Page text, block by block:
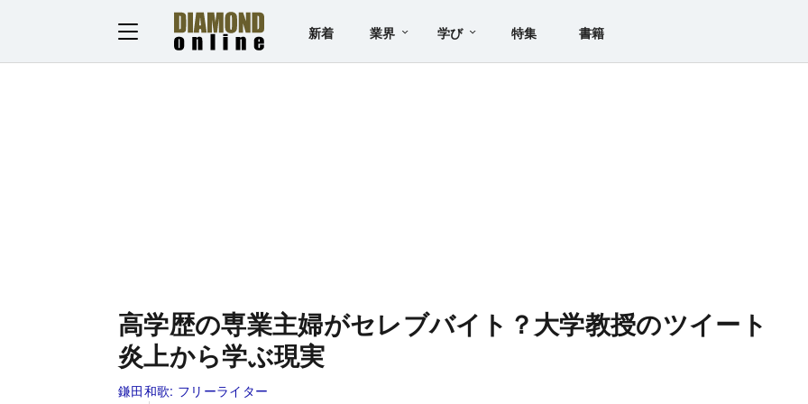
新着 業界 学び 特集 書籍
高学歴の専業主婦がセレブバイト？大学教授のツイート
炎上から学ぶ現実
鎌田和歌: フリーライター